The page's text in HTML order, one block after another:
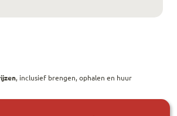
, inclusief brengen, ophalen en huur